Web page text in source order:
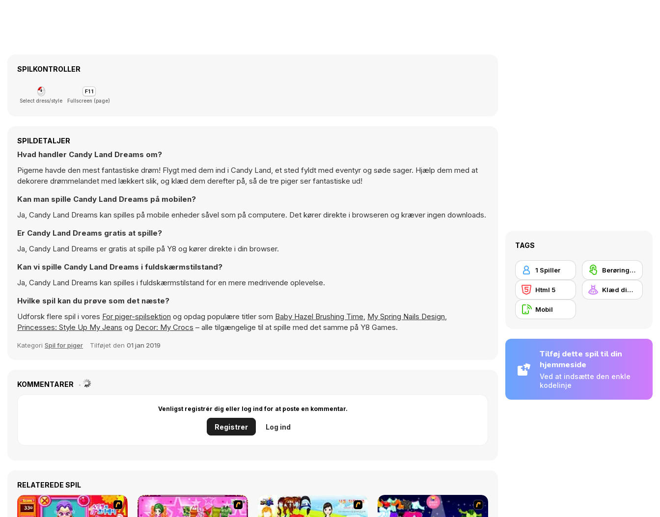
SPILKONTROLLER
Select dress/style Fullscreen (page)
SPILDETALJER
Hvad handler Candy Land Dreams om?
Pigerne havde den mest fantastiske drøm! Flygt med dem ind i Candy Land, et sted fyldt med eventyr og søde sager. Hjælp dem med at
dekorere drømmelandet med lækkert slik, og klæd dem derefter på, så de tre piger ser fantastiske ud!
Kan man spille Candy Land Dreams på mobilen?
Ja, Candy Land Dreams kan spilles på mobile enheder såvel som på computere. Det kører direkte i browseren og kræver ingen downloads.
Er Candy Land Dreams gratis at spille?
Ja, Candy Land Dreams er gratis at spille på Y8 og kører direkte i din browser.
Kan vi spille Candy Land Dreams i fuldskærmstilstand?
Ja, Candy Land Dreams kan spilles i fuldskærmstilstand for en mere medrivende oplevelse.
Hvilke spil kan du prøve som det næste?
Udforsk flere spil i vores For piger-spilsektion og opdag populære titler som Baby Hazel Brushing Time, My Spring Nails Design,
Princesses: Style Up My Jeans og Decor: My Crocs – alle tilgængelige til at spille med det samme på Y8 Games.
Kategori Spil for piger Tilføjet den 01 jan 2019
KOMMENTARER
Venligst registrér dig eller log ind for at poste en kommentar.
Registrer Log ind
RELATEREDE SPIL
TAGS
1 Spiller Berøringsskærm
Html 5 Klæd dig på
Mobil
Tilføj dette spil til din
hjemmeside
Ved at indsætte den enkle
kodelinje